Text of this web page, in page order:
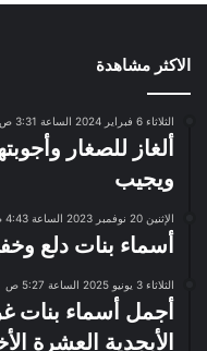
الاكثر مشاهدة
الثلاثاء 6 فبراير 2024 الساعة 3:31 ص
ألغاز للصغار
ويجيب
الإثنين 20 نوفمبر 2023 الساعة 4:43 ص
أسماء بنات دلع وخفيفة
الثلاثاء 3 يونيو 2025 الساعة 5:27 ص
أجمل أسماء بنات
الأبجدية العشرة